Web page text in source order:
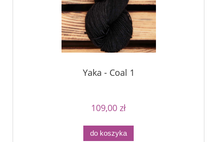
Yaka - Coal 1
109,00 zł
do koszyka